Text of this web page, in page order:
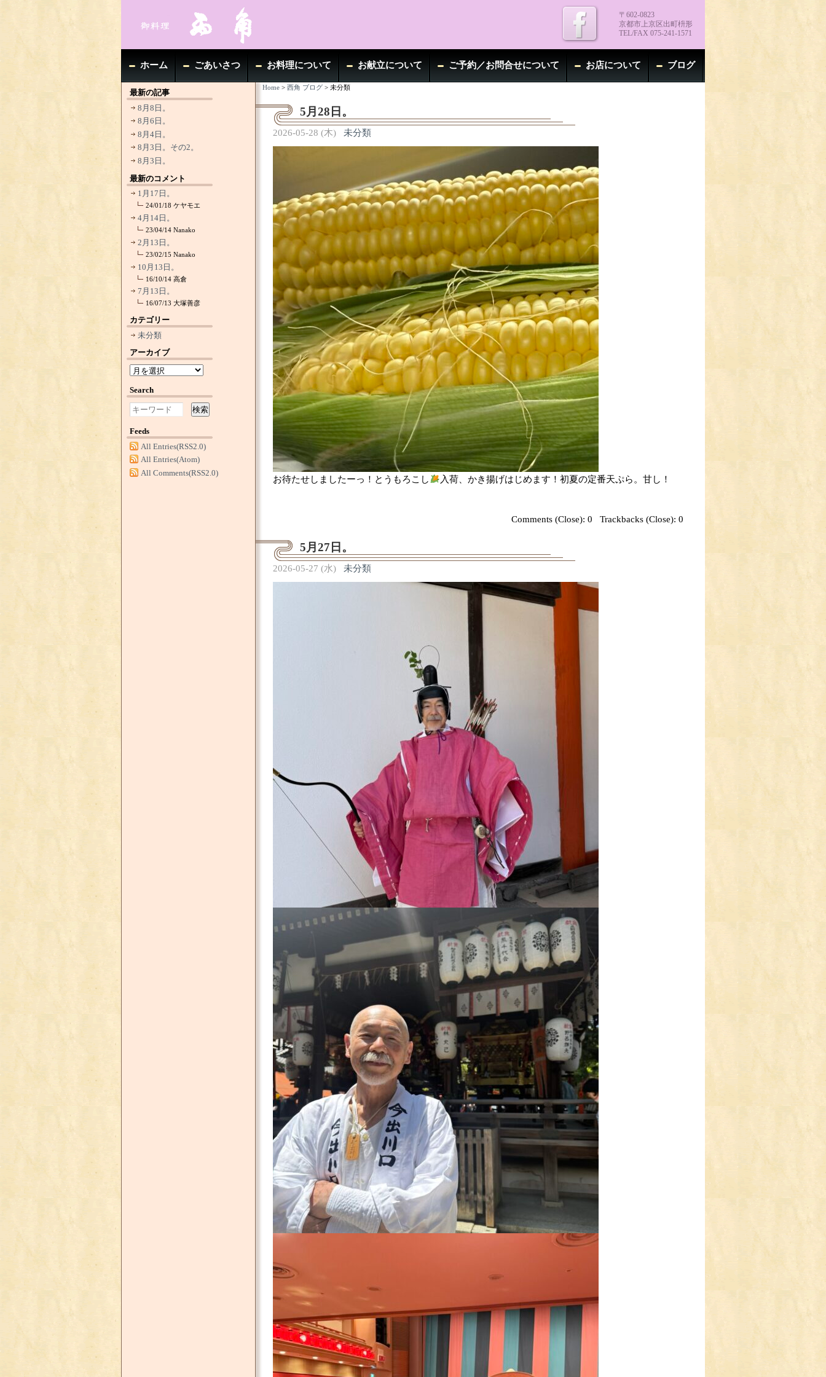
〒602-0823
京都市上京区出町枡形
TEL/FAX 075-241-1571
ホーム ごあいさつ お料理について お献立について ご予約／お問合せについて お店について ブログ
Home> 西角 ブログ> 未分類
5月28日。
2026-05-28 (木) 未分類
お待たせしましたーっ！とうもろこし 入荷、かき揚げはじめます！初夏の定番天ぷら。甘し！
Comments (Close): 0 Trackbacks (Close): 0
5月27日。
2026-05-27 (水) 未分類
最新の記事
8月8日。
8月6日。
8月4日。
8月3日。その2。
8月3日。
最新のコメント
1月17日。
24/01/18ケヤモエ
4月14日。
23/04/14Nanako
2月13日。
23/02/15Nanako
10月13日。
16/10/14高倉
7月13日。
16/07/13大塚善彦
カテゴリー
未分類
アーカイブ
Search
検索
Feeds
All Entries(RSS2.0)
All Entries(Atom)
All Comments(RSS2.0)